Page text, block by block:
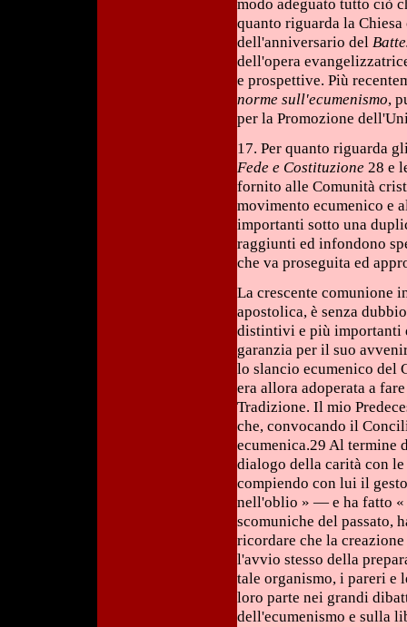
modo adeguato tutto ciò
quanto riguarda la
dell'anniversario del
dell'opera
e prospettive. Più
norme sull'ecumenismo,
per la Promozione
17. Per quanto riguarda
Fede e Costituzione 28 e
fornito alle Comunità
movimento ecumenico e
importanti sotto una
raggiunti ed infondono
che va proseguita ed
La crescente comunione
apostolica, è senza
distintivi e più importanti
garanzia per il suo
lo slancio ecumenico del
era allora adoperata a
Tradizione. Il mio
che, convocando il
ecumenica.29 Al termine
dialogo della carità con
compiendo con lui il
nell'oblio » — e ha fatto «
scomuniche del passato,
ricordare che la
l'avvio stesso della
tale organismo, i pareri e
loro parte nei grandi
dell'ecumenismo e sulla